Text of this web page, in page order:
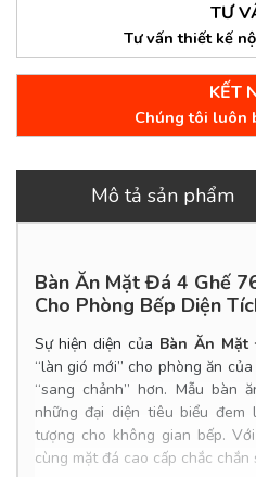
TƯ
Tư vấn thiết kế
KẾT
Chúng tôi luôn
Mô tả sản phẩm
Bàn Ăn Mặt Đá 4 Ghế
Cho Phòng Bếp Diện
Sự hiện diện của Bàn Ăn Mặt
“làn gió mới” cho phòng ăn
“sang chảnh” hơn. Mẫu
những đại diện tiêu biểu
tượng cho không gian bếp.
cùng mặt đá cao cấp chắc